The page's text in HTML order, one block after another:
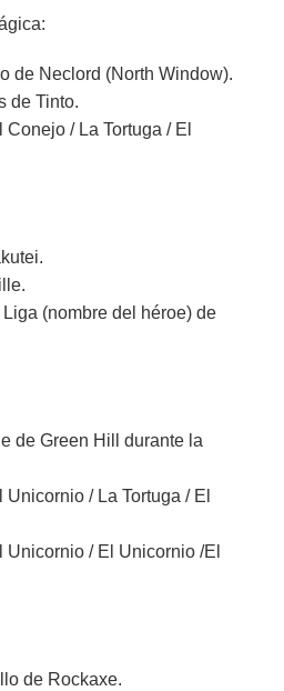
de Neclord (North Window).
de Tinto.
/ La Tortuga / El
(nombre del héroe) de
de Green Hill durante la
/ La Tortuga / El
/ El Unicornio /El
de Rockaxe.